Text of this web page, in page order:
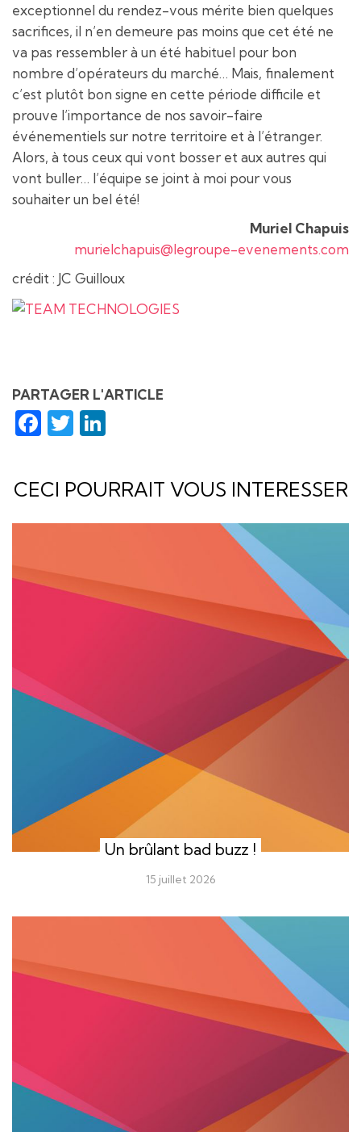
exceptionnel du rendez-vous mérite bien quelques
sacrifices, il n’en demeure pas moins que cet été ne
va pas ressembler à un été habituel pour bon
nombre d’opérateurs du marché… Mais, finalement
c’est plutôt bon signe en cette période difficile et
prouve l’importance de nos savoir-faire
événementiels sur notre territoire et à l’étranger.
Alors, à tous ceux qui vont bosser et aux autres qui
vont buller… l’équipe se joint à moi pour vous
souhaiter un bel été!
Muriel Chapuis
murielchapuis@legroupe-evenements.com
crédit : JC Guilloux
PARTAGER L'ARTICLE
Facebook
Twitter
CECI POURRAIT VOUS INTERESSER
Un brûlant bad buzz !
15 juillet 2026